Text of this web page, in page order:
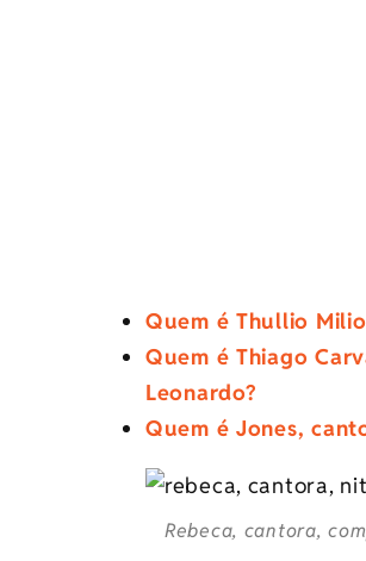
Quem é Thullio
Quem é Thiago
Leonardo?
Quem é Jones,
Rebeca, cantora,